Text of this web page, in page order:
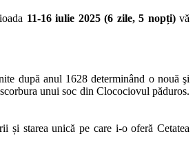
11-16 iulie 2025 (6 zile, 5 nopți)vă
după anul 1628 determinând o nouă şi
unui soc din Clocociovul păduros.
și starea unică pe care i-o oferă Cetatea